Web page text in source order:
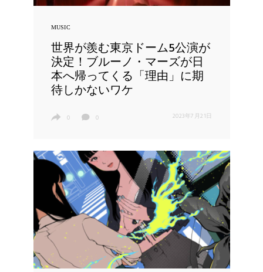
MUSIC
世界が羨む東京ドーム5公演が
決定！ブルーノ・マーズが日
本へ帰ってくる「理由」に期
待しかないワケ
0 0 2023年7月21日